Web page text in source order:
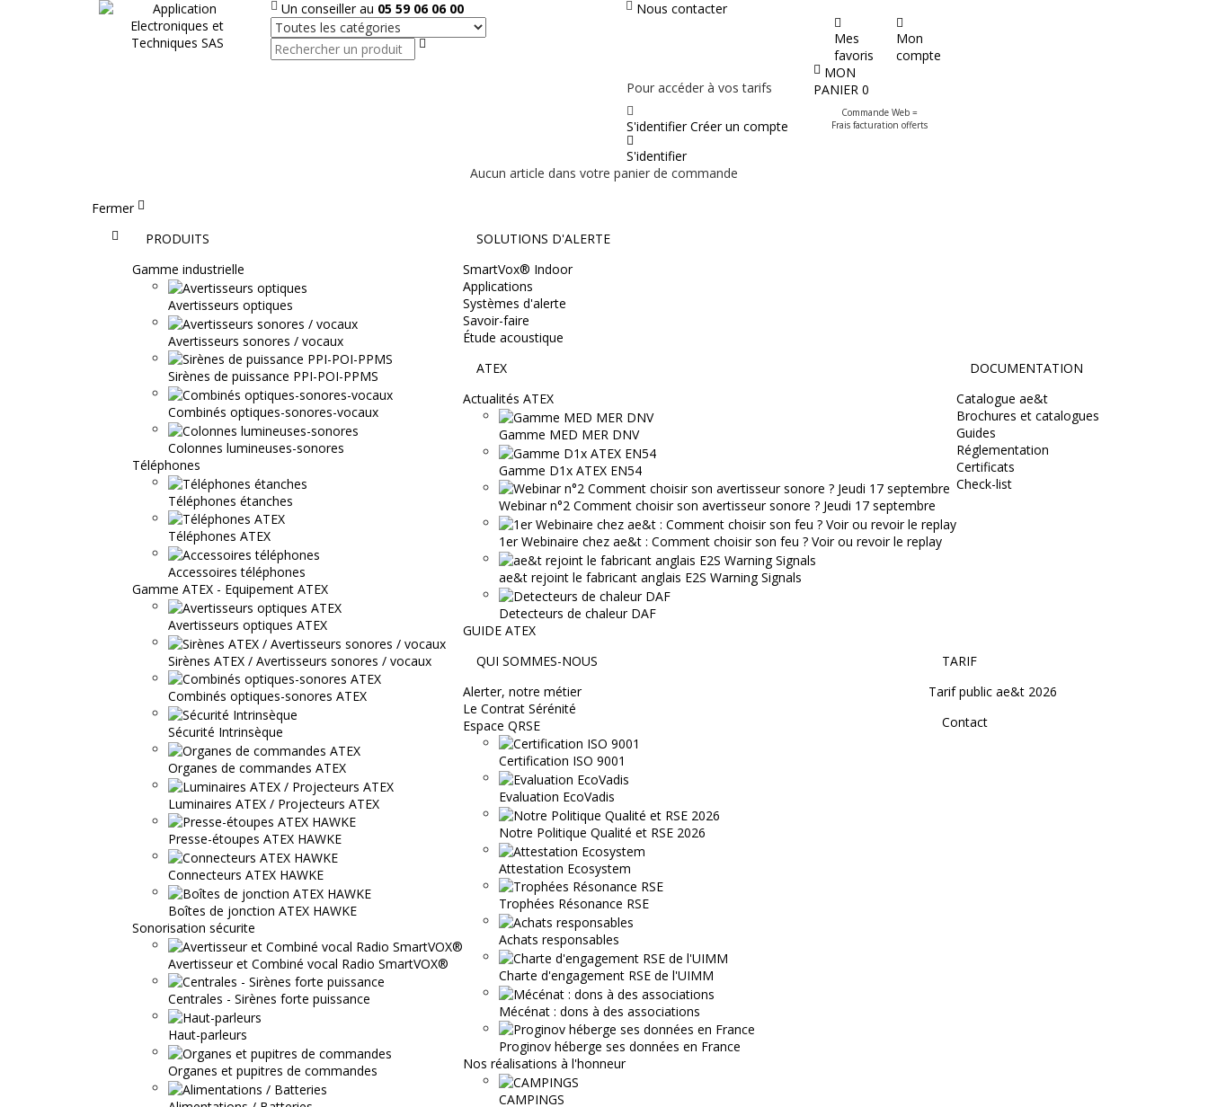
Un conseiller au 05 59 06 06 00 Nous contacter
Rechercher
Mes
favoris
Mon
compte
Pour accéder à vos tarifs
S'identifierCréer un compte
S'identifier
MON
PANIER 0
Commande Web =
Frais facturation offerts
Aucun article dans votre panier de commande
Fermer
AccueilPRODUITS
Gamme industrielle
Avertisseurs optiques
Avertisseurs sonores / vocaux
Sirènes de puissance PPI-POI-PPMS
Combinés optiques-sonores-vocaux
Colonnes lumineuses-sonores
Téléphones
Téléphones étanches
Téléphones ATEX
Accessoires téléphones
Gamme ATEX - Equipement ATEX
Avertisseurs optiques ATEX
Sirènes ATEX / Avertisseurs sonores / vocaux
Combinés optiques-sonores ATEX
Sécurité Intrinsèque
Organes de commandes ATEX
Luminaires ATEX / Projecteurs ATEX
Presse-étoupes ATEX HAWKE
Connecteurs ATEX HAWKE
Boîtes de jonction ATEX HAWKE
Sonorisation sécurite
Avertisseur et Combiné vocal Radio SmartVOX®
Centrales - Sirènes forte puissance
Haut-parleurs
Organes et pupitres de commandes
SOLUTIONS D'ALERTE
SmartVox® Indoor
Applications
Systèmes d'alerte
Savoir-faire
Étude acoustique
ATEX
Actualités ATEX
Gamme MED MER DNV
Gamme D1x ATEX EN54
Webinar n°2 Comment choisir son avertisseur sonore ? Jeudi 17 septembre
1er Webinaire chez ae&t : Comment choisir son feu ? Voir ou revoir le replay
ae&t rejoint le fabricant anglais E2S Warning Signals
Detecteurs de chaleur DAF
GUIDE ATEX
DOCUMENTATION
Catalogue ae&t
Brochures et catalogues
Guides
Réglementation
Certificats
Check-list
QUI SOMMES-NOUS
Alerter, notre métier
Le Contrat Sérénité
Espace QRSE
Certification ISO 9001
Evaluation EcoVadis
Notre Politique Qualité et RSE 2026
Attestation Ecosystem
Trophées Résonance RSE
Achats responsables
Charte d'engagement RSE de l'UIMM
Mécénat : dons à des associations
Proginov héberge ses données en France
Nos réalisations à l'honneur
CAMPINGS
TARIF
Tarif public ae&t 2026
Contact